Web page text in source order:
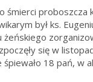
śmierci proboszcza
był ks.
żeńskiego
się w
18 pań, w